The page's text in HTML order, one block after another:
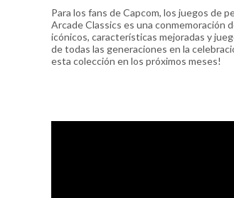
Para los fans de Capcom, los juegos de
Arcade Classics es una conmemoración
icónicos, características mejoradas y
de todas las generaciones en la
esta colección en los próximos meses!